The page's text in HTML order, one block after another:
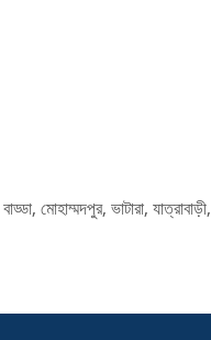
মোহাম্মদপুর, ভাটারা, যাত্রাবাড়ী,